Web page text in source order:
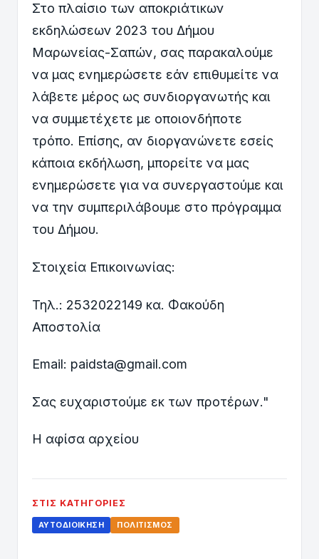
Στο πλαίσιο των αποκριάτικων
εκδηλώσεων 2023 του Δήμου
Μαρωνείας-Σαπών, σας παρακαλούμε
να μας ενημερώσετε εάν επιθυμείτε να
λάβετε μέρος ως συνδιοργανωτής και
να συμμετέχετε με οποιονδήποτε
τρόπο. Επίσης, αν διοργανώνετε εσείς
κάποια εκδήλωση, μπορείτε να μας
ενημερώσετε για να συνεργαστούμε και
να την συμπεριλάβουμε στο πρόγραμμα
του Δήμου.
Στοιχεία Επικοινωνίας:
Τηλ.: 2532022149 κα. Φακούδη
Αποστολία
Email: paidsta@gmail.com
Σας ευχαριστούμε εκ των προτέρων."
Η αφίσα αρχείου
ΣΤΙΣ ΚΑΤΗΓΟΡΊΕΣ
ΑΥΤΟΔΙΟΊΚΗΣΗ ΠΟΛΙΤΙΣΜΌΣ